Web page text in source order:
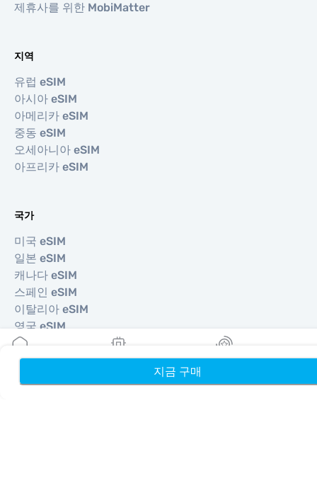
지금 구매
제휴사를 위한 MobiMatter
지역
유럽 eSIM
아시아 eSIM
아메리카 eSIM
중동 eSIM
오세아니아 eSIM
아프리카 eSIM
국가
미국 eSIM
일본 eSIM
캐나다 eSIM
스페인 eSIM
이탈리아 eSIM
영국 eSIM
아랍에미리트 eSIM
싱가포르 eSIM